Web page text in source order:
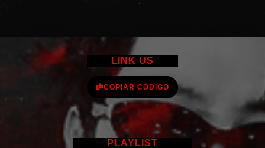
LINK US
COPIAR CÓDIGO
PLAYLIST